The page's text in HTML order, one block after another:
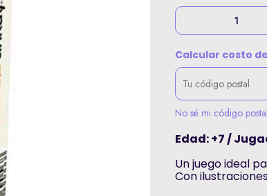
Calcular costo
No sé mi código postal
Edad: +7 /
Un juego ideal
Con